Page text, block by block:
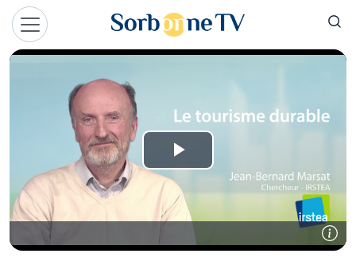
Aller au contenu principal
Panneau de gestion des cookies